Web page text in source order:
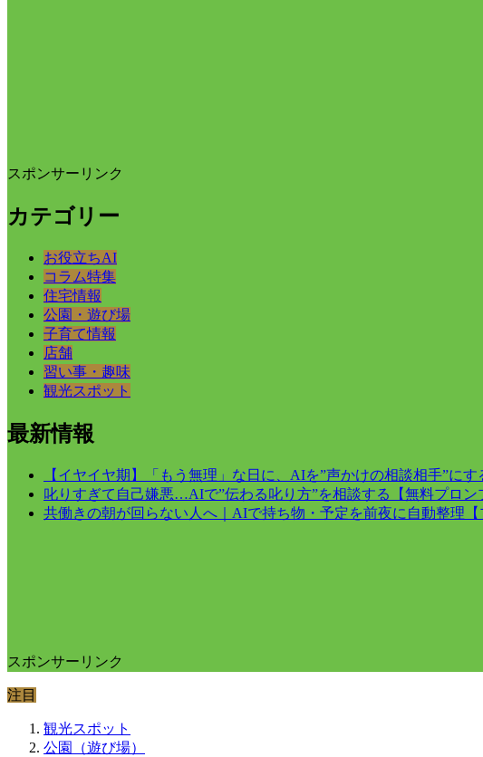
スポンサーリンク
カテゴリー
お役立ちAI
コラム特集
住宅情報
公園・遊び場
子育て情報
店舗
習い事・趣味
観光スポット
最新情報
【イヤイヤ期】「もう無理」な日に、AIを”声かけの相談相手”に
叱りすぎて自己嫌悪…AIで”伝わる叱り方”を相談する【無料プロン
共働きの朝が回らない人へ｜AIで持ち物・予定を前夜に自動整理【
スポンサーリンク
注目
観光スポット
公園（遊び場）